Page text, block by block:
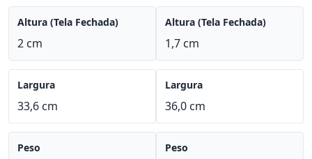
Altura (Tela Fechada)
2 cm
Largura
33,6 cm
Peso
Altura (Tela Fechada)
1,7 cm
Largura
36,0 cm
Peso